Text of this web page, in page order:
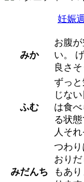
妊娠
みか
お腹
い。
良さ
ふむ
ずっ
じな
は食
る状
人そ
みだんち
つわ
おり
もあ